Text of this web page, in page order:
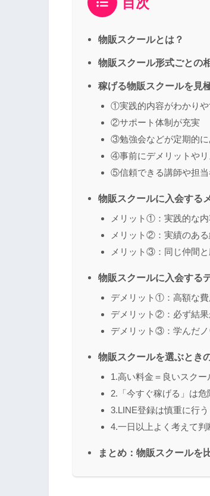
物販スクールとは？
物販スクール形式ごとの
稼げる物販スクールを見
①実践的内容がわかりや
②サポート体制が充実
③勉強会などが定期的に
④事前にデメリットやリ
⑤信頼できる講師や担
物販スクールに入会する
メリット①：実践的な
メリット②：実績のあ
メリット③：同じ仲間
物販スクールに入会する
デメリット①：高額な
デメリット②：必ず結
デメリット③：学んだ
物販スクールを選ぶとき
1.高い料金＝良いスクー
2.「今すぐ稼げる」は危
3.LINE登録は慎重に行う
4.一日以上よく考えて判
まとめ：物販スクールを